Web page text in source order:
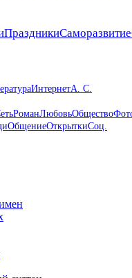
ПраздникиСаморазвитие
ИнтернетА. С.
РоманЛюбовьОбщество
ОбщениеОткрыткиСоц.